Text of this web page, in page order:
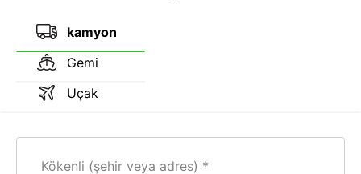
kamyon
Gemi
Uçak
Kökenli (şehir veya adres)